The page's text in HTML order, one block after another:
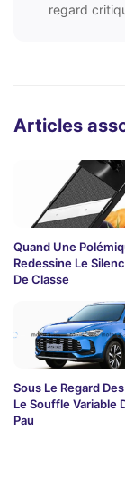
regard
Articles
Quand Une
Redessine Le
De Classe
Sous Le Regard
Le Souffle Variable
Pau